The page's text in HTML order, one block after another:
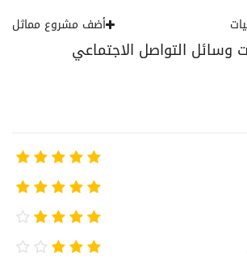
التواصل الاجتماعي
أضف مشروع مماثل